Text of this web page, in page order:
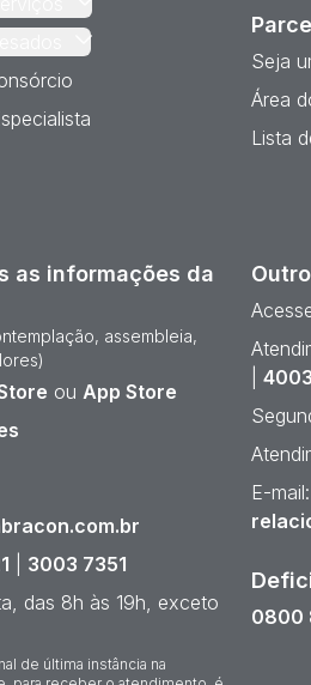
Seja
Área
Lista
as informações da
assembleia,
ou App Store
3003 7351
das 8h às 19h, exceto
de última instância na
E-mail:
0800